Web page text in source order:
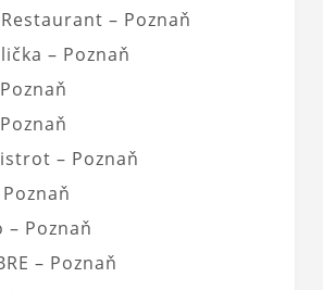
– Poznaň
– Poznaň
– Poznaň
Poznaň
– Poznaň
– Poznaň